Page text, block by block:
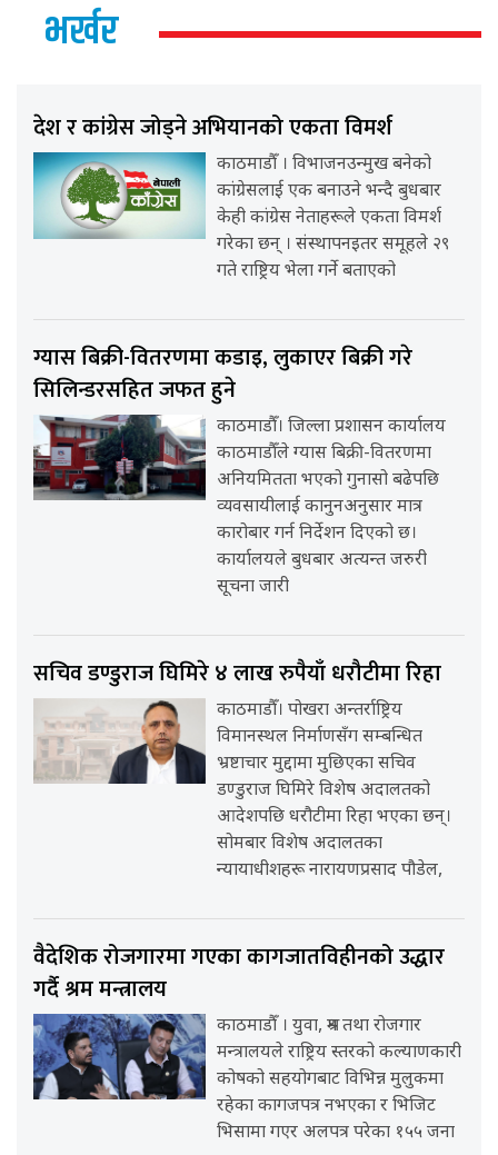
भर्खर
देश र कांग्रेस जोड्ने अभियानको एकता विमर्श
काठमाडौँ । विभाजनउन्मुख बनेको
कांग्रेसलाई एक बनाउने भन्दै बुधबार
केही कांग्रेस नेताहरूले एकता विमर्श
गरेका छन् । संस्थापनइतर समूहले २९
गते राष्ट्रिय भेला गर्ने बताएको
ग्यास बिक्री-वितरणमा कडाइ, लुकाएर बिक्री गरे
सिलिन्डरसहित जफत हुने
काठमाडौँ। जिल्ला प्रशासन कार्यालय
काठमाडौँले ग्यास बिक्री-वितरणमा
अनियमितता भएको गुनासो बढेपछि
व्यवसायीलाई कानुनअनुसार मात्र
कारोबार गर्न निर्देशन दिएको छ।
कार्यालयले बुधबार अत्यन्त जरुरी
सूचना जारी
सचिव डण्डुराज घिमिरे ४ लाख रुपैयाँ धरौटीमा रिहा
काठमाडौँ। पोखरा अन्तर्राष्ट्रिय
विमानस्थल निर्माणसँग सम्बन्धित
भ्रष्टाचार मुद्दामा मुछिएका सचिव
डण्डुराज घिमिरे विशेष अदालतको
आदेशपछि धरौटीमा रिहा भएका छन्।
सोमबार विशेष अदालतका
न्यायाधीशहरू नारायणप्रसाद पौडेल,
वैदेशिक रोजगारमा गएका कागजातविहीनको उद्धार
गर्दै श्रम मन्त्रालय
काठमाडौँ । युवा, श्रम तथा रोजगार
मन्त्रालयले राष्ट्रिय स्तरको कल्याणकारी
कोषको सहयोगबाट विभिन्न मुलुकमा
रहेका कागजपत्र नभएका र भिजिट
भिसामा गएर अलपत्र परेका १५५ जना